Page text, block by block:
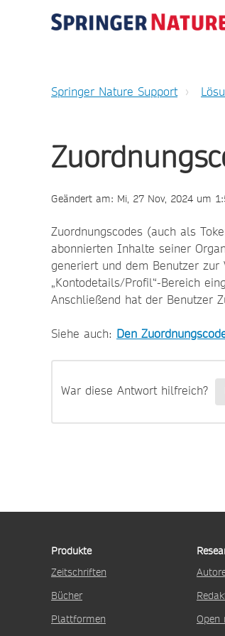
Springer Nature Support
Geändert am: Mi, 27 Nov, 2024 um
Zuordnungscodes (auch als
abonnierten Inhalte seiner
generiert und dem Benutzer
„Kontodetails/Profil“-Bereich
Anschließend hat der Benutzer
Siehe auch: Den
War diese Antwort hilfreich?
Produkte
Zeitschriften
Bücher
Plattformen
Open